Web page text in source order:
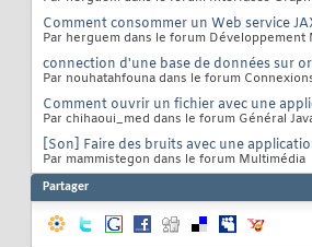
Comment consommer un Web service
Par herguem dans le forum Développement
connection d'une base de données sur
Par nouhatahfouna dans le forum
Comment ouvrir un fichier avec une
Par chihaoui_med dans le forum Général
[Son] Faire des bruits avec une
Par mammistegon dans le forum Multimédia
Partager